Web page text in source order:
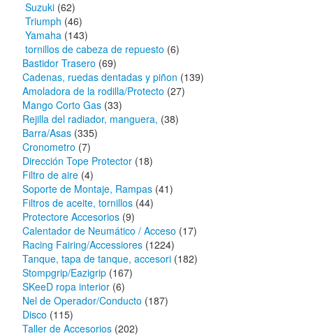
Suzuki (62)
Triumph (46)
Yamaha (143)
tornillos de cabeza de repuesto (6)
Bastidor Trasero (69)
Cadenas, ruedas dentadas y piñon (139)
Amoladora de la rodilla/Protecto (27)
Mango Corto Gas (33)
Rejilla del radiador, manguera, (38)
Barra/Asas (335)
Cronometro (7)
Dirección Tope Protector (18)
Filtro de aire (4)
Soporte de Montaje, Rampas (41)
Filtros de aceite, tornillos (44)
Protectore Accesorios (9)
Calentador de Neumático / Acceso (17)
Racing Fairing/Accessiores (1224)
Tanque, tapa de tanque, accesori (182)
Stompgrip/Eazigrip (167)
SKeeD ropa interior (6)
Nel de Operador/Conducto (187)
Disco (115)
Taller de Accesorios (202)